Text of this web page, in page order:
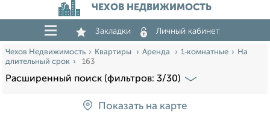
ЧЕХОВ НЕДВИЖИМОСТЬ
Закладки Личный кабинет
Чехов Недвижимость Квартиры Аренда 1‑комнатные
На
длительный срок
163
Расширенный поиск (фильтров: 3/30)
Показать на карте